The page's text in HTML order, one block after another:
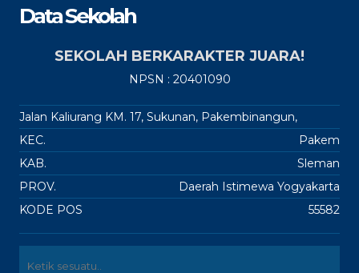
Data Sekolah
SEKOLAH BERKARAKTER JUARA!
NPSN : 20401090
Jalan Kaliurang KM. 17, Sukunan, Pakembinangun,
KEC.
Pakem
KAB.
Sleman
PROV.
Daerah Istimewa Yogyakarta
KODE POS
55582